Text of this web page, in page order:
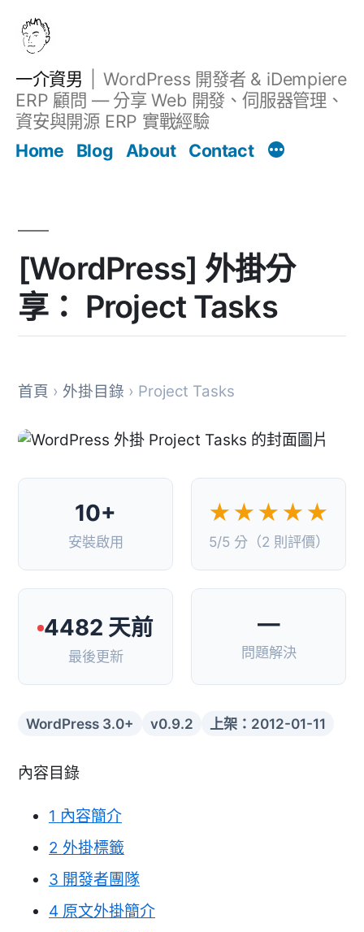
一介資男
WordPress 開發者 & iDempiere
ERP 顧問 — 分享 Web 開發、伺服器管理、
資安與開源 ERP 實戰經驗
Home
Blog About Contact
[WordPress] 外掛分
享： Project Tasks
首頁 › 外掛目錄 › Project Tasks
10+
安裝啟用
★★★★★
5/5 分（2 則評價）
4482 天前
最後更新
—
問題解決
WordPress 3.0+ v0.9.2 上架：2012-01-11
內容目錄
1 內容簡介
2 外掛標籤
3 開發者團隊
4 原文外掛簡介
文章